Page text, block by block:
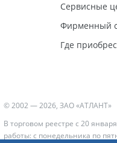
Сервисные
Фирменный
Где
© 2002 — 2026, ЗАО «АТЛАНТ»
В торговом реестре с 20
работы: с понедельника по